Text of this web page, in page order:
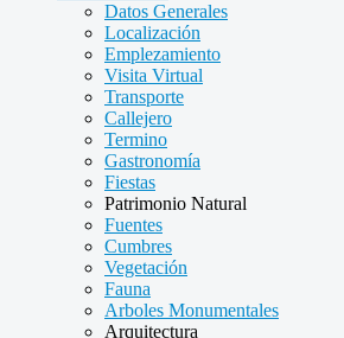
Datos Generales
Localización
Emplezamiento
Visita Virtual
Transporte
Callejero
Termino
Gastronomía
Fiestas
Patrimonio Natural
Fuentes
Cumbres
Vegetación
Fauna
Arboles Monumentales
Arquitectura